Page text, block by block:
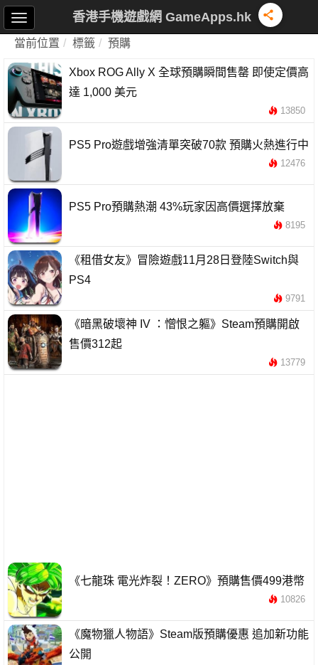
香港手機遊戲網 GameApps.hk
當前位置 標籤 預購
Xbox ROG Ally X 全球預購瞬間售罄 即使定價高
達 1,000 美元
13850
PS5 Pro遊戲增強清單突破70款 預購火熱進行中
12476
PS5 Pro預購熱潮 43%玩家因高價選擇放棄
8195
《租借女友》冒險遊戲11月28日登陸Switch與
PS4
9791
《暗黑破壞神 IV ：憎恨之軀》Steam預購開啟
售價312起
13779
《七龍珠 電光炸裂！ZERO》預購售價499港幣
10826
《魔物獵人物語》Steam版預購優惠 追加新功能
公開